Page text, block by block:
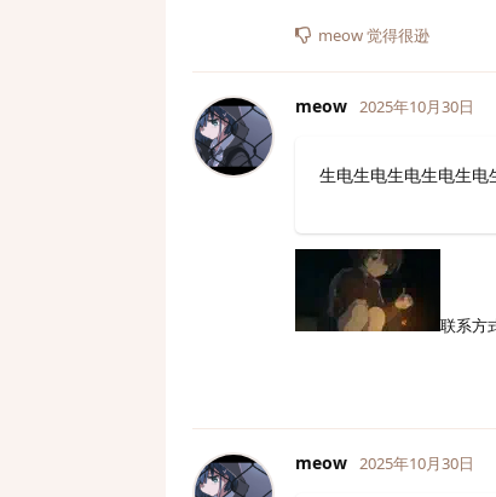
meow觉得很逊
meow 2025年10月30日
生电生电生电生电生
联系方
meow 2025年10月30日